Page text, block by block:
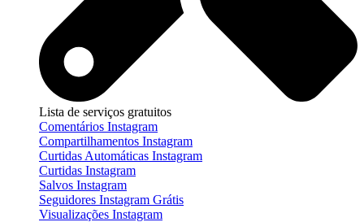
Lista de serviços gratuitos
Comentários Instagram
Compartilhamentos Instagram
Curtidas Automáticas Instagram
Curtidas Instagram
Salvos Instagram
Seguidores Instagram Grátis
Visualizações Instagram